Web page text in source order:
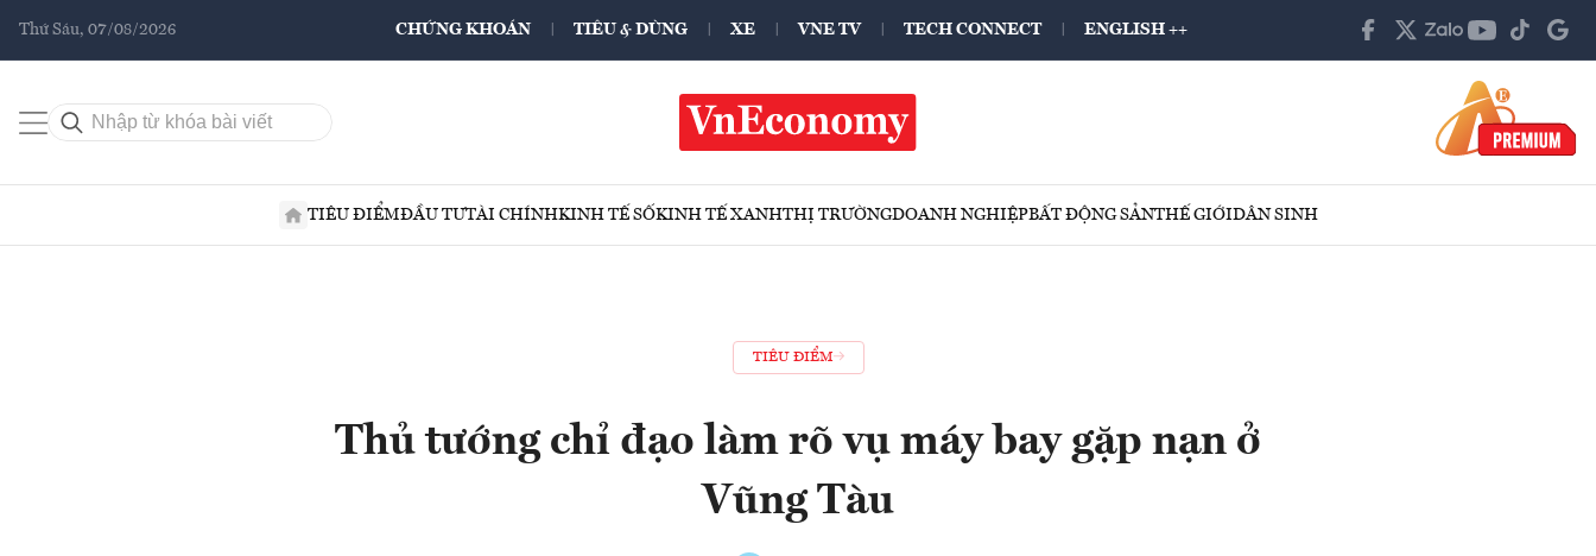
Thứ Sáu, 07/08/2026 CHỨNG KHOÁN TIÊU & DÙNG XE VNE TV TECH CONNECT ENGLISH ++
TIÊU ĐIỂMĐẦU TƯTÀI CHÍNHKINH TẾ SỐKINH TẾ XANHTHỊ TRƯỜNGDOANH NGHIỆPBẤT ĐỘNG SẢNTHẾ GIỚIDÂN SINH
TIÊU ĐIỂM
Thủ tướng chỉ đạo làm rõ vụ máy bay gặp nạn ở
Vũng Tàu